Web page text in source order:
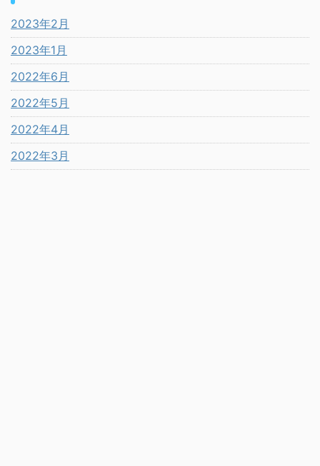
2023年2月
2023年1月
2022年6月
2022年5月
2022年4月
2022年3月